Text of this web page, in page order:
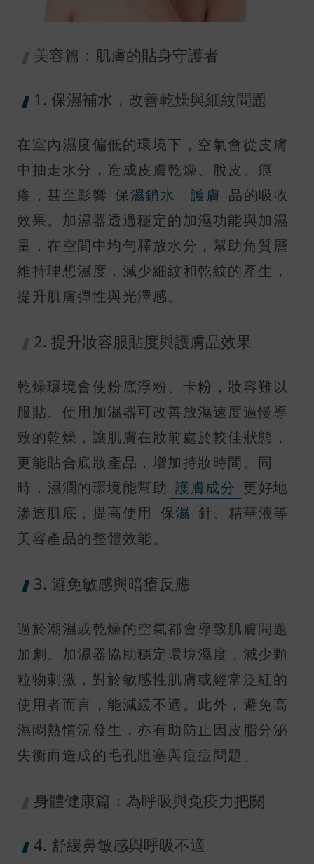
美容篇：肌膚的貼身守護者
1. 保濕補水，改善乾燥與細紋問題
在室內濕度偏低的環境下，空氣會從皮膚
中抽走水分，造成皮膚乾燥、脫皮、痕
癢，甚至影響 保濕鎖水 護膚 品的吸收
效果。加濕器透過穩定的加濕功能與加濕
量，在空間中均勻釋放水分，幫助角質層
維持理想濕度，減少細紋和乾紋的產生，
提升肌膚彈性與光澤感。
2. 提升妝容服貼度與護膚品效果
乾燥環境會使粉底浮粉、卡粉，妝容難以
服貼。使用加濕器可改善放濕速度過慢導
致的乾燥，讓肌膚在妝前處於較佳狀態，
更能貼合底妝產品，增加持妝時間。同
時，濕潤的環境能幫助 護膚成分 更好地
滲透肌底，提高使用 保濕 針、精華液等
美容產品的整體效能。
3. 避免敏感與暗瘡反應
過於潮濕或乾燥的空氣都會導致肌膚問題
加劇。加濕器協助穩定環境濕度，減少顆
粒物刺激，對於敏感性肌膚或經常泛紅的
使用者而言，能減緩不適。此外，避免高
濕悶熱情況發生，亦有助防止因皮脂分泌
失衡而造成的毛孔阻塞與痘痘問題。
身體健康篇：為呼吸與免疫力把關
4. 舒緩鼻敏感與呼吸不適